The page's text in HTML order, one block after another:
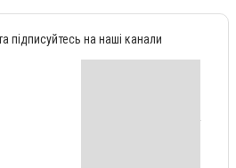
підписуйтесь на наші канали